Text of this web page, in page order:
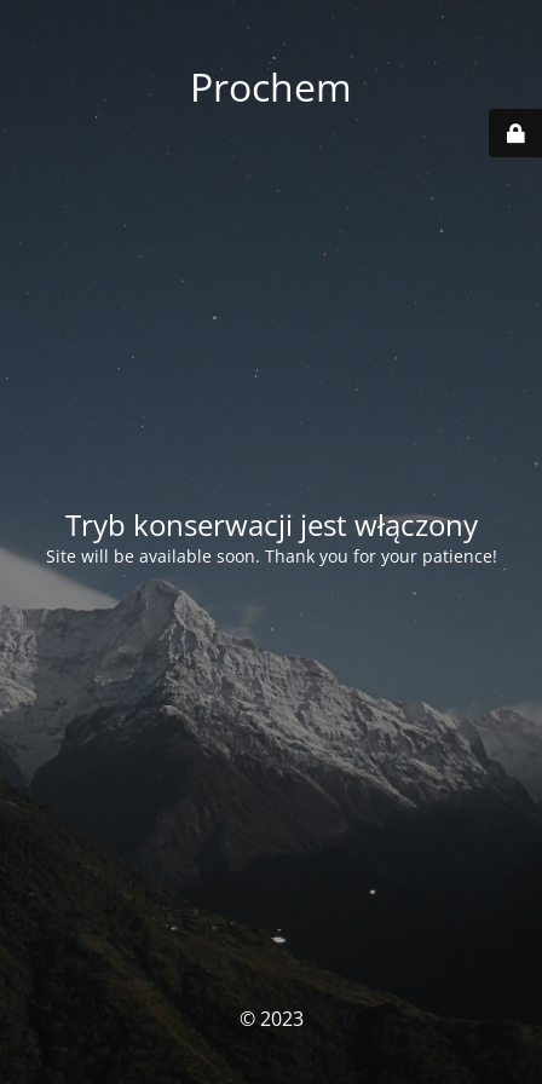
Prochem
Tryb konserwacji jest włączony
Site will be available soon. Thank you for your patience!
© 2023